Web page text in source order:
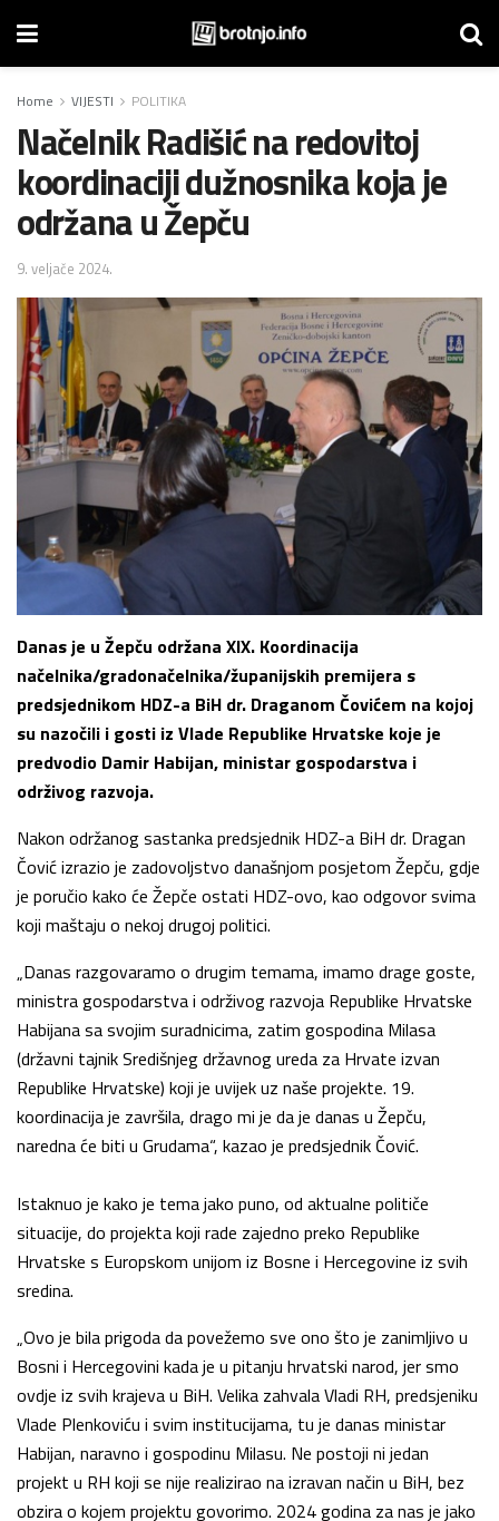
Home VIJESTI POLITIKA
Načelnik Radišić na redovitoj
koordinaciji dužnosnika koja je
održana u Žepču
9. veljače 2024.
Danas je u Žepču održana XIX. Koordinacija
načelnika/gradonačelnika/županijskih premijera s
predsjednikom HDZ-a BiH dr. Draganom Čovićem na kojoj
su nazočili i gosti iz Vlade Republike Hrvatske koje je
predvodio Damir Habijan, ministar gospodarstva i
održivog razvoja.
Nakon održanog sastanka predsjednik HDZ-a BiH dr. Dragan
Čović izrazio je zadovoljstvo današnjom posjetom Žepču, gdje
je poručio kako će Žepče ostati HDZ-ovo, kao odgovor svima
koji maštaju o nekoj drugoj politici.
„Danas razgovaramo o drugim temama, imamo drage goste,
ministra gospodarstva i održivog razvoja Republike Hrvatske
Habijana sa svojim suradnicima, zatim gospodina Milasa
(državni tajnik Središnjeg državnog ureda za Hrvate izvan
Republike Hrvatske) koji je uvijek uz naše projekte. 19.
koordinacija je završila, drago mi je da je danas u Žepču,
naredna će biti u Grudama“, kazao je predsjednik Čović.
Istaknuo je kako je tema jako puno, od aktualne političe
situacije, do projekta koji rade zajedno preko Republike
Hrvatske s Europskom unijom iz Bosne i Hercegovine iz svih
sredina.
„Ovo je bila prigoda da povežemo sve ono što je zanimljivo u
Bosni i Hercegovini kada je u pitanju hrvatski narod, jer smo
ovdje iz svih krajeva u BiH. Velika zahvala Vladi RH, predsjeniku
Vlade Plenkoviću i svim institucijama, tu je danas ministar
Habijan, naravno i gospodinu Milasu. Ne postoji ni jedan
projekt u RH koji se nije realizirao na izravan način u BiH, bez
obzira o kojem projektu govorimo. 2024 godina za nas je jako